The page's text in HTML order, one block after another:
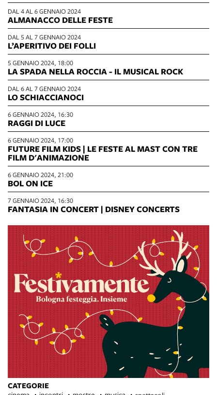
CATEGORIE
DAL 4 AL 6 GENNAIO 2024
ALMANACCO DELLE FESTE
DAL 5 AL 7 GENNAIO 2024
L’APERITIVO DEI FOLLI
5 GENNAIO 2024, 18:00
LA SPADA NELLA ROCCIA - IL MUSICAL ROCK
DAL 6 AL 7 GENNAIO 2024
LO SCHIACCIANOCI
6 GENNAIO 2024, 16:30
RAGGI DI LUCE
6 GENNAIO 2024, 17:00
FUTURE FILM KIDS | LE FESTE AL MAST CON TRE
FILM D'ANIMAZIONE
6 GENNAIO 2024, 21:00
BOL ON ICE
7 GENNAIO 2024, 16:30
FANTASIA IN CONCERT | DISNEY CONCERTS